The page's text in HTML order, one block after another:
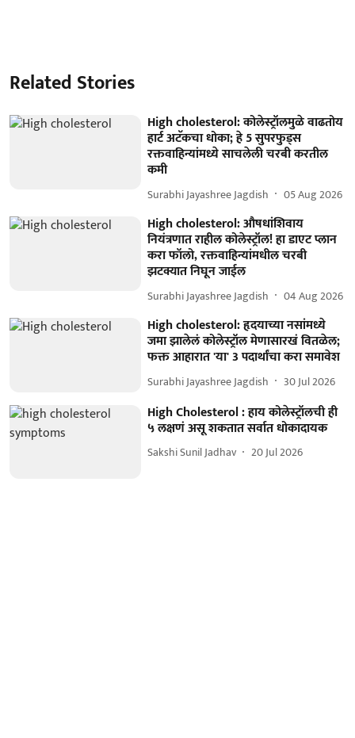
Related Stories
High cholesterol: कोलेस्ट्रॉलमुळे वाढतोय
हार्ट अटॅकचा धोका; हे 5 सुपरफुड्स
रक्तवाहिन्यांमध्ये साचलेली चरबी करतील
कमी
Surabhi Jayashree Jagdish 05 Aug 2026
High cholesterol: औषधांशिवाय
नियंत्रणात राहील कोलेस्ट्रॉल! हा डाएट प्लान
करा फॉलो, रक्तवाहिन्यांमधील चरबी
झटक्यात निघून जाईल
Surabhi Jayashree Jagdish 04 Aug 2026
High cholesterol: हृदयाच्या नसांमध्ये
जमा झालेलं कोलेस्ट्रॉल मेणासारखं वितळेल;
फक्त आहारात 'या' 3 पदार्थांचा करा समावेश
Surabhi Jayashree Jagdish 30 Jul 2026
High Cholesterol : हाय कोलेस्ट्रॉलची ही
५ लक्षणं असू शकतात सर्वात धोकादायक
Sakshi Sunil Jadhav 20 Jul 2026